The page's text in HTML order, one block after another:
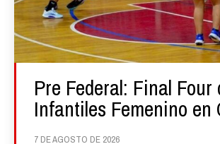
Pre Federal: Final Four
Infantiles Femenino en
7 DE AGOSTO DE 2026